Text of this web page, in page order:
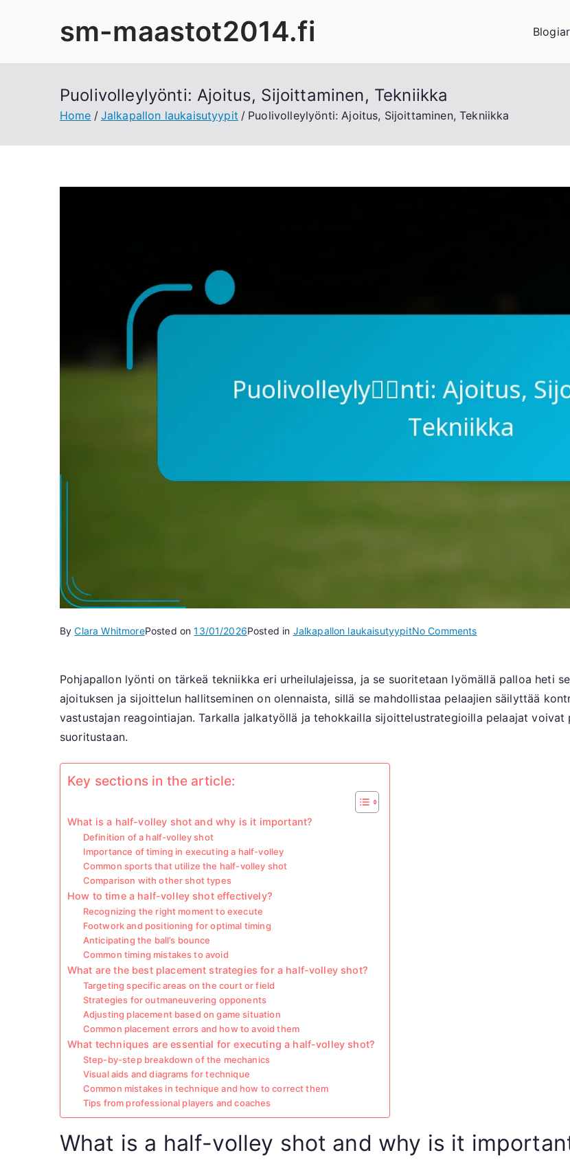
sm-maastot2014.fi
Puolivolleylyönti: Ajoitus, Sijoittaminen, Tekniikka
Home Jalkapallon laukaisutyypit Puolivolleylyönti: Ajoitus, Sijoittaminen, Tekniikka
ByClara WhitmorePosted on13/01/2026Posted in Jalkapallon laukaisutyypitNo Commentson
Sijoittaminen,
Tekniikka
Pohjapallon lyönti on tärkeä tekniikka eri urheilulajeissa, ja se suoritetaan lyömällä palloa heti
ajoituksen ja sijoittelun hallitseminen on olennaista, sillä se mahdollistaa pelaajien säilyttää
vastustajan reagointiajan. Tarkalla jalkatyöllä ja tehokkailla sijoittelustrategioilla pelaajat voivat
suoritustaan.
Key sections in the article:
What is a half-volley shot and why is it important?
Definition of a half-volley shot
Importance of timing in executing a half-volley
Common sports that utilize the half-volley shot
Comparison with other shot types
How to time a half-volley shot effectively?
Recognizing the right moment to execute
Footwork and positioning for optimal timing
Anticipating the ball’s bounce
Common timing mistakes to avoid
What are the best placement strategies for a half-volley shot?
Targeting specific areas on the court or field
Strategies for outmaneuvering opponents
Adjusting placement based on game situation
Common placement errors and how to avoid them
What techniques are essential for executing a half-volley shot?
Step-by-step breakdown of the mechanics
Visual aids and diagrams for technique
Common mistakes in technique and how to correct them
Tips from professional players and coaches
What is a half-volley shot and why is it